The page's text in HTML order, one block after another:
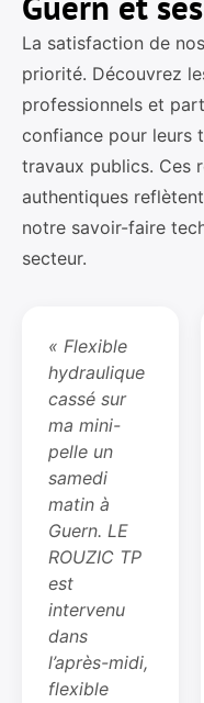
La satisfaction de
priorité. Découvrez
professionnels et
confiance pour leurs
travaux publics. Ces
authentiques
notre savoir-faire
secteur.
« Flexible
hydraulique
cassé sur
ma mini-
pelle un
samedi
matin à
Guern. LE
ROUZIC TP
est
intervenu
dans
l’après-midi,
flexible